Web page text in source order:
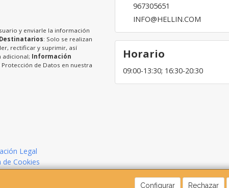
Configurar Rechazar
y enviarle la información
Destinatarios: Solo se realizan
rectificar y suprimir, así
adicional; Información
de Datos en nuestra
Legal
de Cookies
de Pago
967305651
INFO@HELLIN.COM
Horario
09:00-13:30; 16:30-20:30